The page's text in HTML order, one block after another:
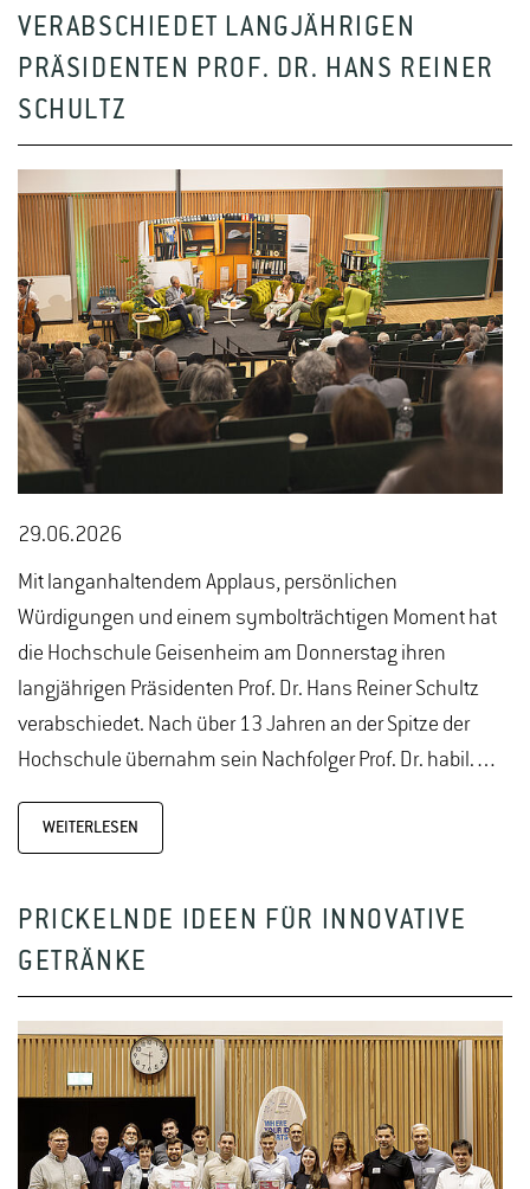
VERABSCHIEDET LANGJÄHRIGEN
PRÄSIDENTEN PROF. DR. HANS REINER
SCHULTZ
29.06.2026
Mit langanhaltendem Applaus, persönlichen
Würdigungen und einem symbolträchtigen Moment hat
die Hochschule Geisenheim am Donnerstag ihren
langjährigen Präsidenten Prof. Dr. Hans Reiner Schultz
verabschiedet. Nach über 13 Jahren an der Spitze der
Hochschule übernahm sein Nachfolger Prof. Dr. habil.…
WEITERLESEN
PRICKELNDE IDEEN FÜR INNOVATIVE
GETRÄNKE